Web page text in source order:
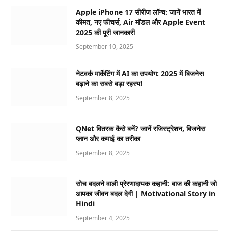
Apple iPhone 17 सीरीज लॉन्च: जानें भारत में
कीमत, नए फीचर्स, Air मॉडल और Apple Event
2025 की पूरी जानकारी
September 10, 2025
नेटवर्क मार्केटिंग में AI का उपयोग: 2025 में बिजनेस
बढ़ाने का सबसे बड़ा रहस्य!
September 8, 2025
QNet वितरक कैसे बनें? जानें रजिस्ट्रेशन, बिजनेस
प्लान और कमाई का तरीका
September 8, 2025
सोच बदलने वाली प्रेरणादायक कहानी: बाज की कहानी जो
आपका जीवन बदल देगी | Motivational Story in
Hindi
September 4, 2025